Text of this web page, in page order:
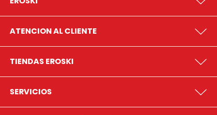
ATENCION AL CLIENTE
TIENDAS EROSKI
SERVICIOS